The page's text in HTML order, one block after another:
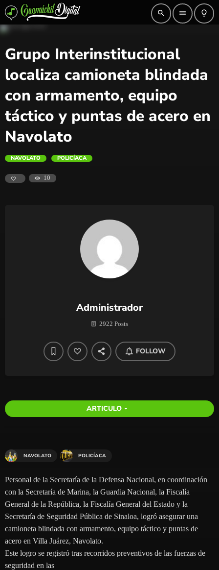
search menu lightbulb_outline
Grupo Interinstitucional
localiza camioneta blindada
con armamento, equipo
táctico y puntas de acero en
Navolato
NAVOLATO POLICÍACA
10
Administrador
2922 Posts
FOLLOW
ARTICULO arrow_drop_down
NAVOLATO POLICÍACA
Personal de la Secretaría de la Defensa Nacional, en coordinación
con la Secretaría de Marina, la Guardia Nacional, la Fiscalía
General de la República, la Fiscalía General del Estado y la
Secretaría de Seguridad Pública de Sinaloa, logró asegurar una
camioneta blindada con armamento, equipo táctico y puntas de
acero en Villa Juárez, Navolato.
Este logro se registró tras recorridos preventivos de las fuerzas de
seguridad en las